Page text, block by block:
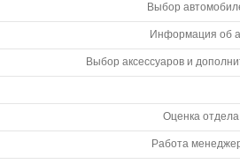
Выбор
Информация об
Выбор аксессуаров и
Оценка
Работа